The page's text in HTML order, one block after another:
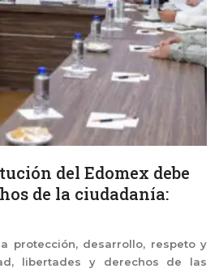
del Edomex debe
de la ciudadanía:
protección, desarrollo, respeto y
libertades y derechos de las